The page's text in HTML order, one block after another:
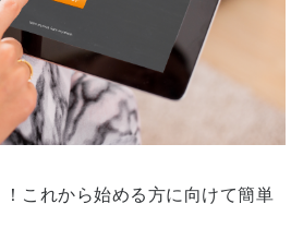
これから始める方に向けて簡単